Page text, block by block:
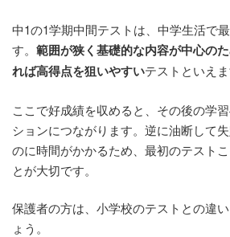
中1の1学期中間テストは、中学生活で
す。 範囲が狭く基礎的な内容が中心の
れば高得点を狙いやすいテストといえま
ここで好成績を収めると、その後の学
ションにつながります。逆に油断して
のに時間がかかるため、最初のテスト
とが大切です。
保護者の方は、小学校のテストとの違
ょう。